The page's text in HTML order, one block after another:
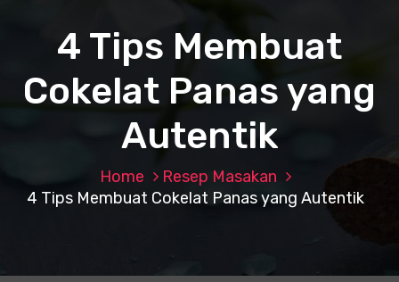
4 Tips Membuat
Cokelat Panas yang
Autentik
Home
Resep Masakan
4 Tips Membuat Cokelat Panas yang Autentik